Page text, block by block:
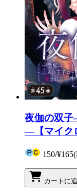
夜伽の双
―【マイク
150/¥165
カートに